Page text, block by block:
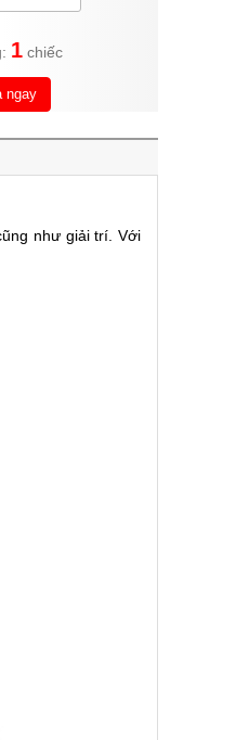
1 chiếc
ngay
như giải trí. Với